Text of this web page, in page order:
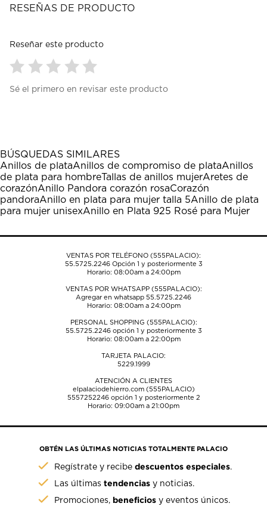
RESEÑAS DE PRODUCTO
Reseñar este producto
para
1
estrella
Esta
acción
abrirá
el
formulario
envío.
para
estrellas.
Esta
acción
abrirá
el
formulario
envío.
para
estrellas.
Esta
acción
abrirá
el
formulario
envío.
para
estrellas.
Esta
acción
abrirá
el
formulario
envío.
para
estrellas.
Esta
acción
abrirá
el
formulario
envío.
Sé el primero en revisar este producto
BÚSQUEDAS SIMILARES
Anillos de plataAnillos de compromiso de plataAnillos
de plata para hombreTallas de anillos mujerAretes de
corazónAnillo Pandora corazón rosaCorazón
pandoraAnillo en plata para mujer talla 5Anillo de plata
para mujer unisexAnillo en Plata 925 Rosé para Mujer
VENTAS POR TELÉFONO (555PALACIO):
55.5725.2246Opción 1 y posteriormente 3
Horario: 08:00am a 24:00pm
VENTAS POR WHATSAPP (555PALACIO):
Agregar en whatsapp 55.5725.2246
Horario: 08:00am a 24:00pm
PERSONAL SHOPPING (555PALACIO):
55.5725.2246opción 1 y posteriormente 3
Horario: 08:00am a 22:00pm
TARJETA PALACIO:
5229.1999
ATENCIÓN A CLIENTES
elpalaciodehierro.com (555PALACIO)
5557252246opción 1 y posteriormente 2
Horario: 09:00am a 21:00pm
OBTÉN LAS ÚLTIMAS NOTICIAS TOTALMENTE PALACIO
Regístrate y recibedescuentos especiales.
Las últimastendencias y noticias.
Promociones, beneficios y eventos únicos.